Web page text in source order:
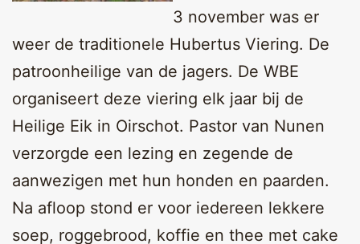
3 november was er
weer de traditionele Hubertus Viering. De
patroonheilige van de jagers. De WBE
organiseert deze viering elk jaar bij de
Heilige Eik in Oirschot. Pastor van Nunen
verzorgde een lezing en zegende de
aanwezigen met hun honden en paarden.
Na afloop stond er voor iedereen lekkere
soep, roggebrood, koffie en thee met cake